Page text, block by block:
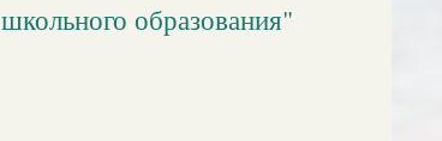
образования"